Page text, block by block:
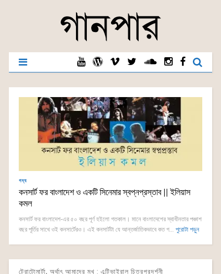
গদ্য
কনসার্ট ফর বাংলাদেশ ও একটি সিনেমার স্বপ্নপ্রস্তাব || ইলিয়াস
কমল
কনসার্ট ফর বাংলাদেশ-এর ৫০ বছর পূর্ণ হইলো গতকাল। মানে বাংলাদেশের স্বাধীনতার পঞ্চাশ
বছর পূর্তির সাথে ওই কনসার্টেরও। এই কনসার্টটা যে আন্তর্জাতিকভাবে কত গ... পুরোটা পড়ুন
টেরাটোমার্টা, অর্থাৎ আমাদের মুখ : এন্টিভাইরাল চিত্রপ্রদর্শনী